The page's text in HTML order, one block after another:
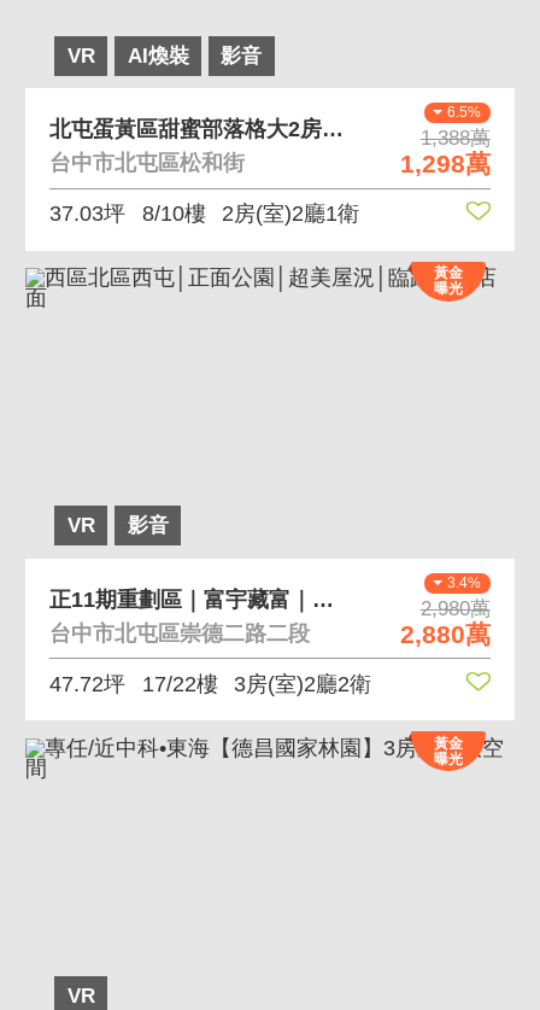
VR AI煥裝 影音
6.5%
1,388萬
1,298萬
北屯蛋黃區甜蜜部落格大2房車位/捷運/好市多
台中市北屯區松和街
37.03坪 8/10樓 2房(室)2廳1衛
VR 影音
黃金
曝光
3.4%
2,980萬
2,880萬
正11期重劃區｜富宇藏富｜全新三房平車高樓視野戶
台中市北屯區崇德二路二段
47.72坪 17/22樓 3房(室)2廳2衛
VR
黃金
曝光